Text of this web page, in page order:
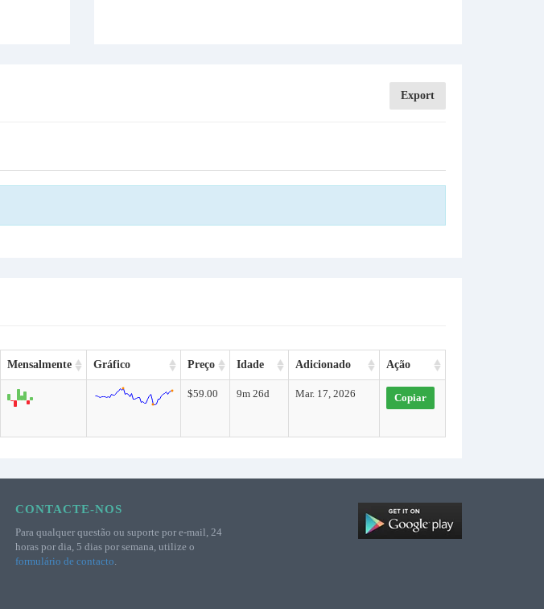
Export
Mensalmente Gráfico Preço Idade Adicionado Ação
$59.00 9m 26d Mar. 17, 2026 Copiar
CONTACTE-NOS
Para qualquer questão ou suporte por e-mail, 24
horas por dia, 5 dias por semana, utilize o
formulário de contacto.